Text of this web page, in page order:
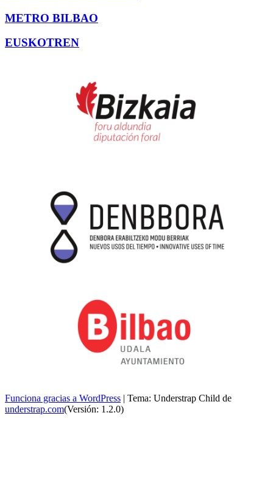
METRO BILBAO
EUSKOTREN
Funciona gracias a WordPress | Tema: Understrap Child de
understrap.com(Versión: 1.2.0)